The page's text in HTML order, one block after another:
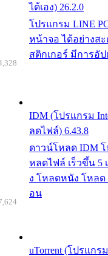
ได้เอง) 26.2.0
โปรแกรม LINE
หน้าจอ ได้อย่างส
สติกเกอร์ มีการอัป
IDM (โปรแกรม
ลดไฟล์) 6.43.8
ดาวน์โหลด IDM โ
หลดไฟล์ เร็วขึ้น 5
ง โหลดหนัง โหลด
อน
uTorrent (โปรแกร